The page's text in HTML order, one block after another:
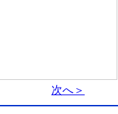
次へ＞